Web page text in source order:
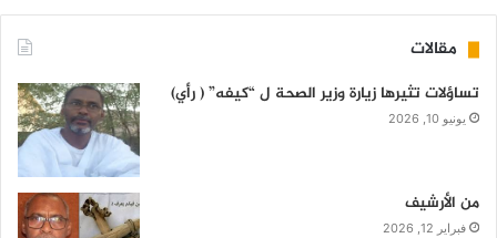
مقالات
تساؤلات تثيرها زيارة وزير الصحة ل “كيفه” ( رأي)
يونيو 10, 2026
من الأرشيف
فبراير 12, 2026